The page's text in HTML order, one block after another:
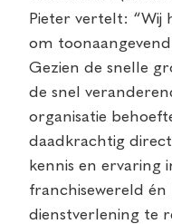
Pieter vertelt: “Wij
om
Gezien de snelle
de snel
organisatie
daadkrachtig
kennis en ervaring
franchisewereld én
dienstverlening te